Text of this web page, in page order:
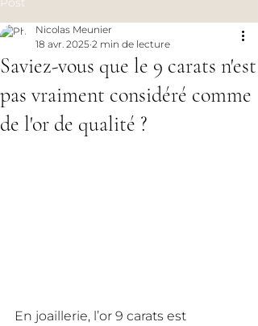
Saviez-vous que le 9 carats n'est
pas vraiment considéré comme
de l'or de qualité ?
Nicolas Meunier
18 avr. 2025 2 min de lecture
En joaillerie, l’or 9 carats est